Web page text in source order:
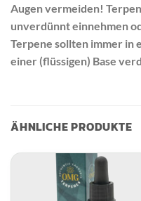
Augen vermeiden!
unverdünnt einnehmen
Terpene sollten immer in
einer (flüssigen) Base
ÄHNLICHE PRODUKTE